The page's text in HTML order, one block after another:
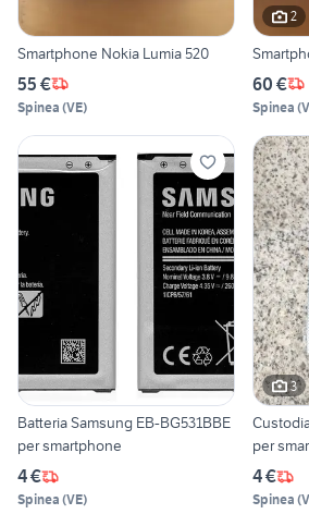
Smartphone Nokia Lumia 520
55 €
Spinea (VE)
2
60 €
Spinea (
Batteria Samsung EB-BG531BBE
per smartphone
4 €
Spinea (VE)
3
per
4 €
Spinea (